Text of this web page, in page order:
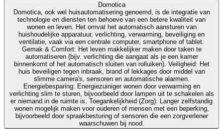
Domotica
Domotica, ook wel huisautomatisering genoemd, is de integratie van
technologie en diensten ten behoeve van een betere kwaliteit van
wonen en leven. Het omvat het automatisch aansturen van
huishoudelijke apparatuur, verlichting, verwarming, beveiliging en
ventilatie, vaak via een centrale computer, smartphone of tablet.
Gemak & Comfort: Het leven makkelijker maken door taken te
automatiseren (bijv. verlichting die aangaat als je een kamer
binnenkomt of het automatisch sluiten van rolluiken). Veiligheid: Het
huis beveiligen tegen inbraak, brand of lekkages door middel van
slimme camera's, sensoren en automatische alarmen.
Energiebesparing: Energiezuiniger wonen door verwarming en
verlichting slim te sturen, bijvoorbeeld door lampen uit te schakelen als
er niemand in de ruimte is. Toegankelijkheid (Zorg): Langer zelfstandig
wonen mogelijk maken voor ouderen of mensen met een beperking,
bijvoorbeeld door spraakbesturing of sensoren die een zorgverlener
waarschuwen bij nood.